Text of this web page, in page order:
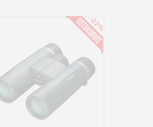
-22%